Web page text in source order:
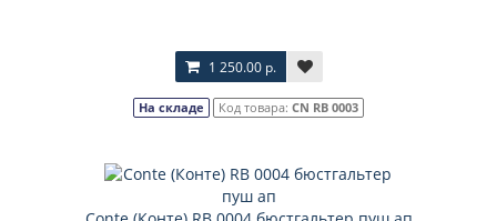
1 250.00 р.
На складе Код товара: CN RB 0003